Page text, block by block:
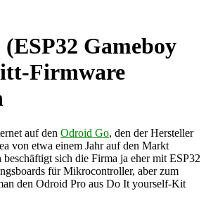
Gameboy
Firmware
auf den Odroid Go, den der Hersteller
von etwa einem Jahr auf den Markt
sich die Firma ja eher mit ESP32
für Mikrocontroller, aber zum
den Odroid Pro aus Do It yourself-Kit